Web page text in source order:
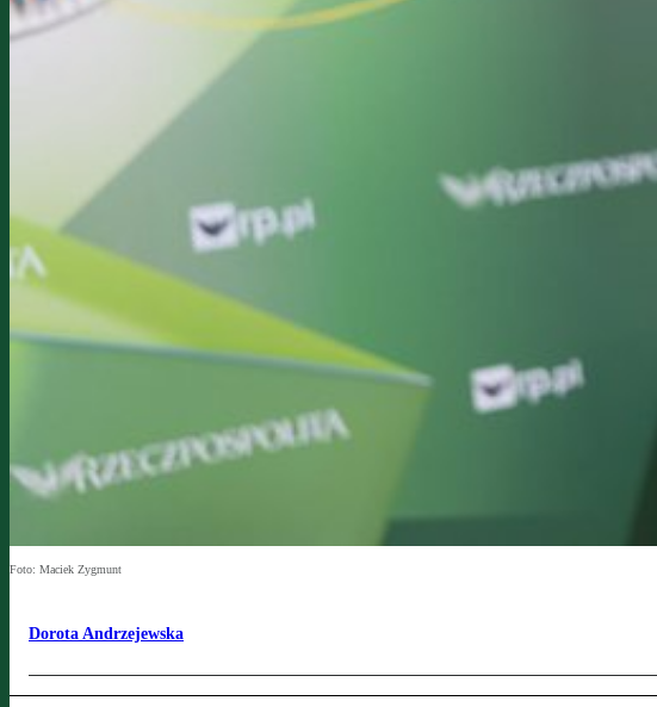
Foto: Maciek Zygmunt
Dorota Andrzejewska